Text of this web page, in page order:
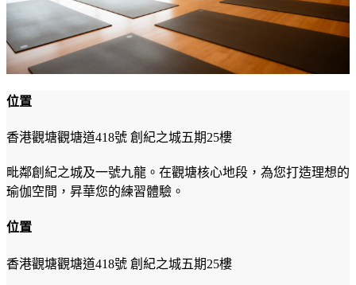
位置
香港觀塘觀塘道418號 創紀之城五期25樓
毗鄰創紀之城及一號九龍。在觀塘核心地段，為您打造理想的
瑜伽空間，昇華您的練習體驗。
位置
香港觀塘觀塘道418號 創紀之城五期25樓